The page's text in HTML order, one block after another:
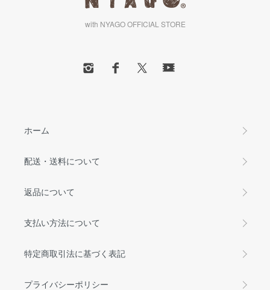
with NYAGO OFFICIAL STORE
ホーム
配送・送料について
返品について
支払い方法について
特定商取引法に基づく表記
プライバシーポリシー